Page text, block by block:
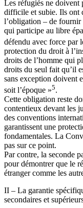
Les réfugiés ne doivent
difficile et subie. Ils ont
l’obligation – de fournir
qui participe au libre
défendu avec force par
protection du droit à
droits de l’homme qui
droits du seul fait qu’il
sans exception doivent
soit l’époque »5.
Cette obligation reste
contentieux devant les
des conventions
garantissent une
fondamentales. La
pas sur ce point.
Par contre, la seconde
pour démontrer que le
étranger comme les
II – La garantie
secondaires et